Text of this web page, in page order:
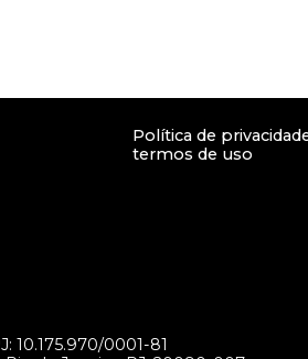
Política de
termos de uso
10.175.970/0001-81